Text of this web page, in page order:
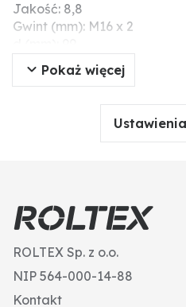
Jakość: 8,8
Gwint (mm): M16 x 2
a (mm): 83
Pokaż więcej
ROLTEX Sp. z o.o.
NIP 564-000-14-88
Kontakt